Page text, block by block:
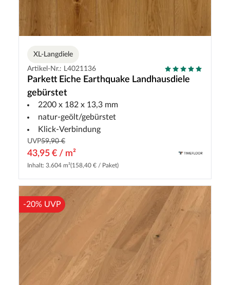
XL-Langdiele
Artikel-Nr.: L4021136
Parkett Eiche Earthquake Landhausdiele
gebürstet
2200 x 182 x 13,3 mm
natur-geölt/gebürstet
Klick-Verbindung
UVP59,90 €
43,95 € / m²
Inhalt: 3.604 m²(158,40 € / Paket)
-20% UVP